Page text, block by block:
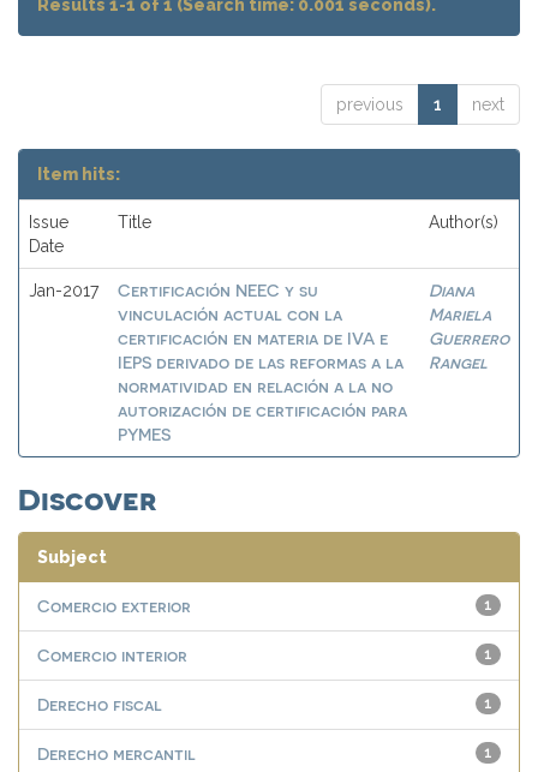
Results 1-1 of 1 (Search time: 0.001 seconds).
previous 1 next
Item hits:
Issue
Date
Title Author(s)
Jan-2017
Certificación NEEC y su
vinculación actual con la
certificación en materia de IVA e
IEPS derivado de las reformas a la
normatividad en relación a la no
autorización de certificación para
PYMES
Diana
Mariela
Guerrero
Rangel
Discover
Subject
1
Comercio exterior
1
Comercio interior
1
Derecho fiscal
1
Derecho mercantil